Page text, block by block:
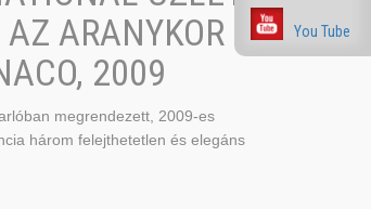
You Tube
ARANYKOR
2009
megrendezett, 2009-es
három felejthetetlen és elegáns